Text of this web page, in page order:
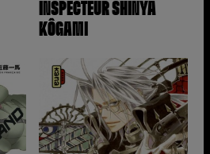
INSPECTEUR SHINYA
KÔGAMI